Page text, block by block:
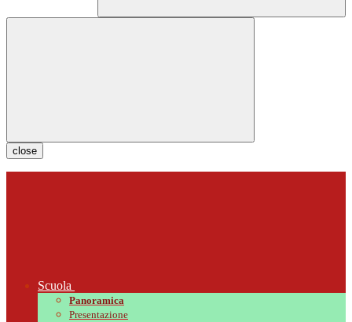
close
Scuola
Panoramica
Presentazione